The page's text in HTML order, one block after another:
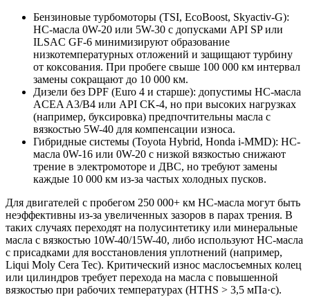
Бензиновые турбомоторы (TSI, EcoBoost, Skyactiv-G):
HC-масла 0W-20 или 5W-30 с допусками API SP или
ILSAC GF-6 минимизируют образование
низкотемпературных отложений и защищают турбину
от коксования. При пробеге свыше 100 000 км интервал
замены сокращают до 10 000 км.
Дизели без DPF (Euro 4 и старше): допустимы HC-масла
ACEA A3/B4 или API CK-4, но при высоких нагрузках
(например, буксировка) предпочтительны масла с
вязкостью 5W-40 для компенсации износа.
Гибридные системы (Toyota Hybrid, Honda i-MMD): HC-
масла 0W-16 или 0W-20 с низкой вязкостью снижают
трение в электромоторе и ДВС, но требуют замены
каждые 10 000 км из-за частых холодных пусков.
Для двигателей с пробегом 250 000+ км HC-масла могут быть
неэффективны из-за увеличенных зазоров в парах трения. В
таких случаях переходят на полусинтетику или минеральные
масла с вязкостью 10W-40/15W-40, либо используют HC-масла
с присадками для восстановления уплотнений (например,
Liqui Moly Cera Tec). Критический износ маслосъемных колец
или цилиндров требует перехода на масла с повышенной
вязкостью при рабочих температурах (HTHS > 3,5 мПа·с).